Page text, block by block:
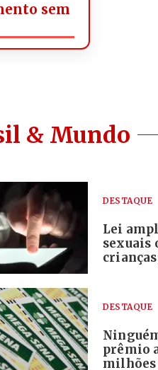
sem
& Mundo
DESTAQUE
Lei
sexuais
DESTAQUE
prêmio
milhões